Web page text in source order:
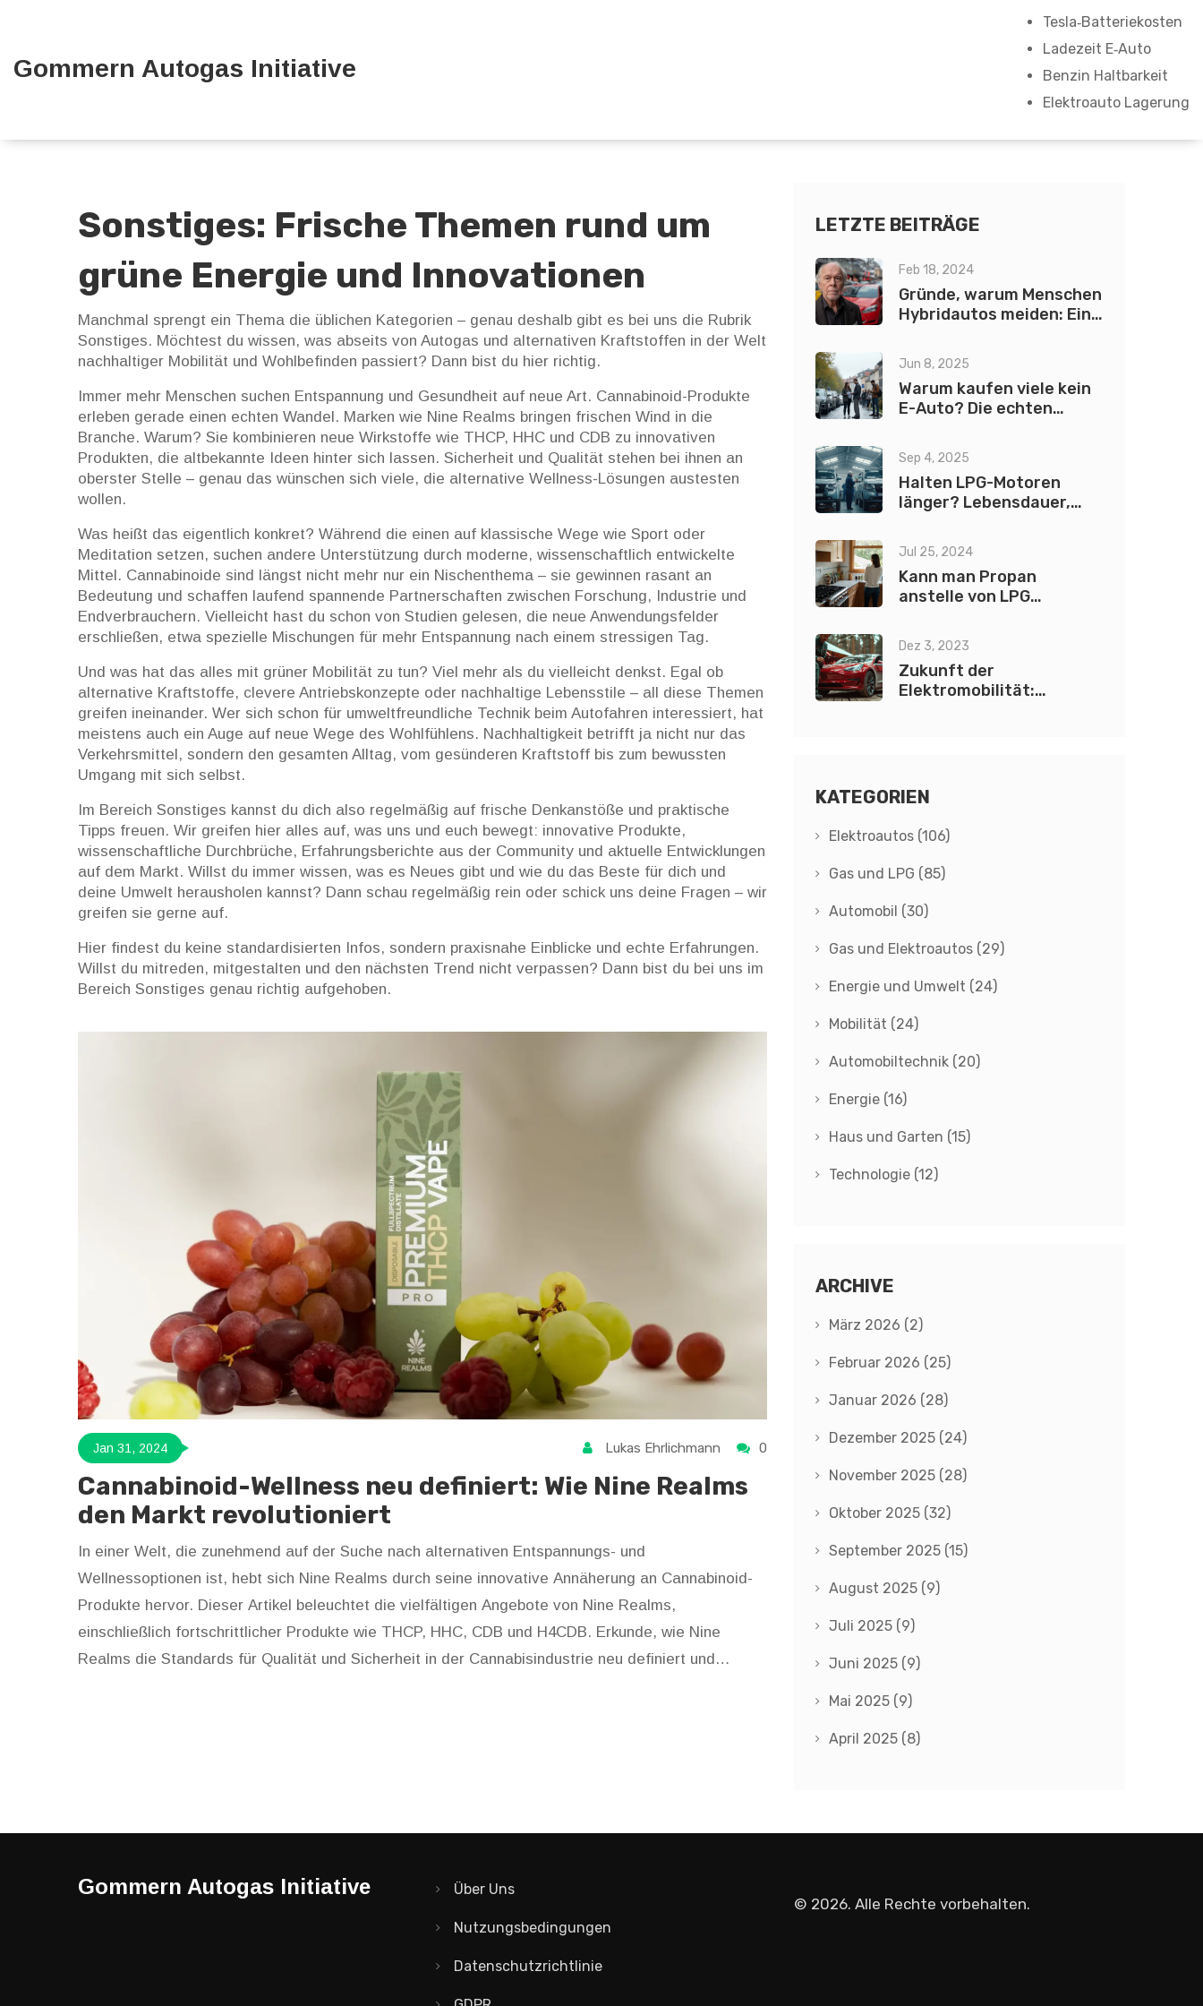
Gommern Autogas Initiative
Tesla‑Batteriekosten
Ladezeit E‑Auto
Benzin Haltbarkeit
Elektroauto Lagerung
Sonstiges: Frische Themen rund um
grüne Energie und Innovationen
Manchmal sprengt ein Thema die üblichen Kategorien – genau deshalb gibt es bei uns die Rubrik
Sonstiges. Möchtest du wissen, was abseits von Autogas und alternativen Kraftstoffen in der Welt
nachhaltiger Mobilität und Wohlbefinden passiert? Dann bist du hier richtig.
Immer mehr Menschen suchen Entspannung und Gesundheit auf neue Art. Cannabinoid-Produkte
erleben gerade einen echten Wandel. Marken wie Nine Realms bringen frischen Wind in die
Branche. Warum? Sie kombinieren neue Wirkstoffe wie THCP, HHC und CDB zu innovativen
Produkten, die altbekannte Ideen hinter sich lassen. Sicherheit und Qualität stehen bei ihnen an
oberster Stelle – genau das wünschen sich viele, die alternative Wellness-Lösungen austesten
wollen.
Was heißt das eigentlich konkret? Während die einen auf klassische Wege wie Sport oder
Meditation setzen, suchen andere Unterstützung durch moderne, wissenschaftlich entwickelte
Mittel. Cannabinoide sind längst nicht mehr nur ein Nischenthema – sie gewinnen rasant an
Bedeutung und schaffen laufend spannende Partnerschaften zwischen Forschung, Industrie und
Endverbrauchern. Vielleicht hast du schon von Studien gelesen, die neue Anwendungsfelder
erschließen, etwa spezielle Mischungen für mehr Entspannung nach einem stressigen Tag.
Und was hat das alles mit grüner Mobilität zu tun? Viel mehr als du vielleicht denkst. Egal ob
alternative Kraftstoffe, clevere Antriebskonzepte oder nachhaltige Lebensstile – all diese Themen
greifen ineinander. Wer sich schon für umweltfreundliche Technik beim Autofahren interessiert, hat
meistens auch ein Auge auf neue Wege des Wohlfühlens. Nachhaltigkeit betrifft ja nicht nur das
Verkehrsmittel, sondern den gesamten Alltag, vom gesünderen Kraftstoff bis zum bewussten
Umgang mit sich selbst.
Im Bereich Sonstiges kannst du dich also regelmäßig auf frische Denkanstöße und praktische
Tipps freuen. Wir greifen hier alles auf, was uns und euch bewegt: innovative Produkte,
wissenschaftliche Durchbrüche, Erfahrungsberichte aus der Community und aktuelle Entwicklungen
auf dem Markt. Willst du immer wissen, was es Neues gibt und wie du das Beste für dich und
deine Umwelt herausholen kannst? Dann schau regelmäßig rein oder schick uns deine Fragen – wir
greifen sie gerne auf.
Hier findest du keine standardisierten Infos, sondern praxisnahe Einblicke und echte Erfahrungen.
Willst du mitreden, mitgestalten und den nächsten Trend nicht verpassen? Dann bist du bei uns im
Bereich Sonstiges genau richtig aufgehoben.
Jan 31, 2024 Lukas Ehrlichmann 0
Cannabinoid-Wellness neu definiert: Wie Nine Realms
den Markt revolutioniert
In einer Welt, die zunehmend auf der Suche nach alternativen Entspannungs- und
Wellnessoptionen ist, hebt sich Nine Realms durch seine innovative Annäherung an Cannabinoid-
Produkte hervor. Dieser Artikel beleuchtet die vielfältigen Angebote von Nine Realms,
einschließlich fortschrittlicher Produkte wie THCP, HHC, CDB und H4CDB. Erkunde, wie Nine
Realms die Standards für Qualität und Sicherheit in der Cannabisindustrie neu definiert und
LETZTE BEITRÄGE
Feb 18, 2024
Gründe, warum Menschen
Hybridautos meiden: Eine
Jun 8, 2025
Warum kaufen viele kein
E-Auto? Die echten
Sep 4, 2025
Halten LPG-Motoren
länger? Lebensdauer,
Jul 25, 2024
Kann man Propan
anstelle von LPG
Dez 3, 2023
Zukunft der
Elektromobilität:
KATEGORIEN
Elektroautos (106)
Gas und LPG (85)
Automobil (30)
Gas und Elektroautos (29)
Energie und Umwelt (24)
Mobilität (24)
Automobiltechnik (20)
Energie (16)
Haus und Garten (15)
Technologie (12)
ARCHIVE
März 2026 (2)
Februar 2026 (25)
Januar 2026 (28)
Dezember 2025 (24)
November 2025 (28)
Oktober 2025 (32)
September 2025 (15)
August 2025 (9)
Juli 2025 (9)
Juni 2025 (9)
Mai 2025 (9)
April 2025 (8)
Gommern Autogas Initiative Über Uns
Nutzungsbedingungen
Datenschutzrichtlinie
© 2026. Alle Rechte vorbehalten.